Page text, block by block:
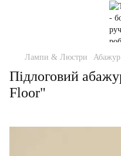
Лампи & Люстри
Підлоговий
Floor"